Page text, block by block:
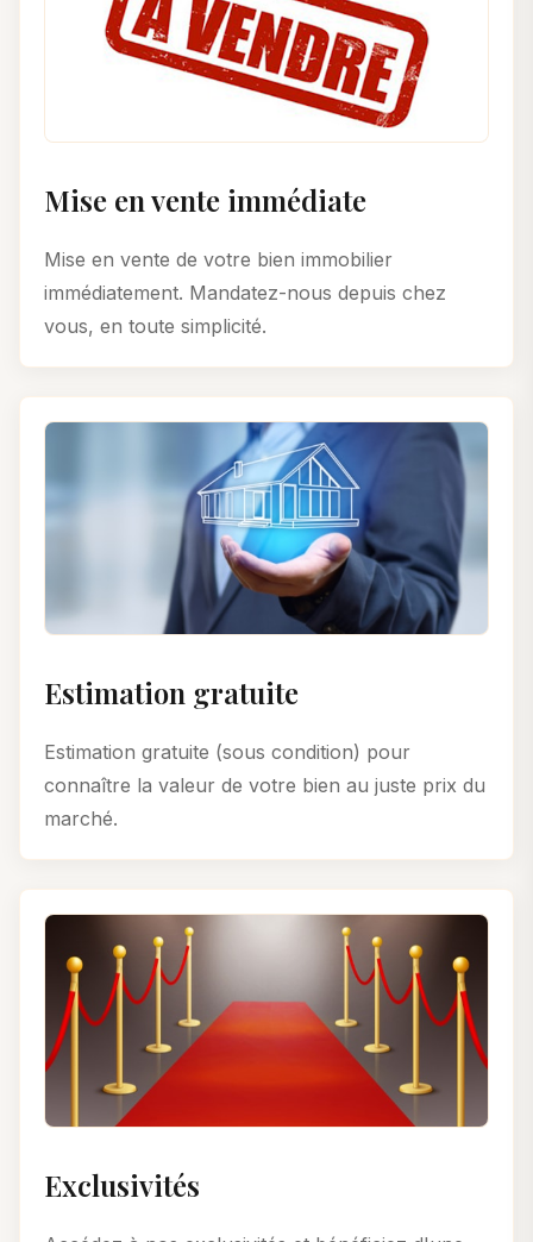
Mise en vente immédiate
Mise en vente de votre bien immobilier
immédiatement. Mandatez-nous depuis chez
vous, en toute simplicité.
Estimation gratuite
Estimation gratuite (sous condition) pour
connaître la valeur de votre bien au juste prix du
marché.
Exclusivités